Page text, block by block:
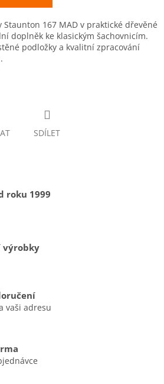
Staunton 167 MAD v praktické dřevěné
doplněk ke klasickým šachovnicím.
podložky a kvalitní zpracování
SDÍLET
roku 1999
výrobky
vaši adresu